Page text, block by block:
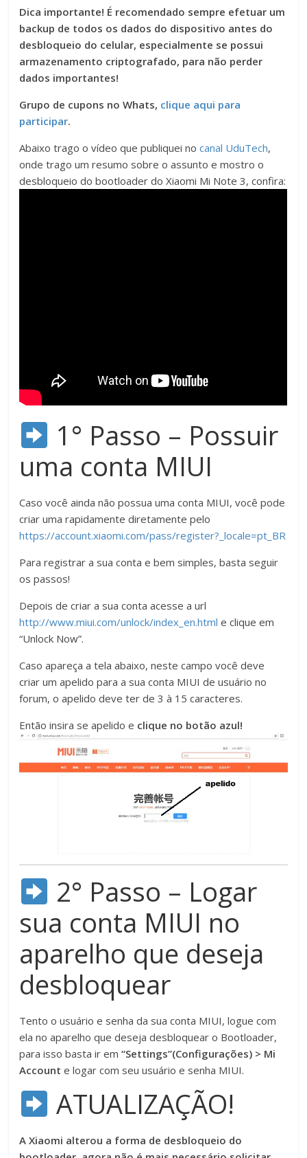
Dica importante! É recomendado sempre efetuar um
backup de todos os dados do dispositivo antes do
desbloqueio do celular, especialmente se possui
armazenamento criptografado, para não perder
dados importantes!
Grupo de cupons no Whats, clique aqui para
participar.
Abaixo trago o vídeo que publiquei nocanal UduTech,
onde trago um resumo sobre o assunto e mostro o
desbloqueio do bootloader do Xiaomi Mi Note 3, confira:
1° Passo – Possuir
uma conta MIUI
Caso você ainda não possua uma conta MIUI, você pode
criar uma rapidamente diretamente pelo
https://account.xiaomi.com/pass/register?_locale=pt_BR
Para registrar a sua conta e bem simples, basta seguir
os passos!
Depois de criar a sua conta acesse a url
http://www.miui.com/unlock/index_en.html e clique em
“Unlock Now”.
Caso apareça a tela abaixo, neste campo você deve
criar um apelido para a sua conta MIUI de usuário no
forum, o apelido deve ter de 3 à 15 caracteres.
Então insira se apelido e clique no botão azul!
2° Passo – Logar
sua conta MIUI no
aparelho que deseja
desbloquear
Tento o usuário e senha da sua conta MIUI, logue com
ela no aparelho que deseja desbloquear o Bootloader,
para isso basta ir em“Settings”(Configurações) > Mi
Account e logar com seu usuário e senha MIUI.
ATUALIZAÇÃO!
A Xiaomi alterou a forma de desbloqueio do